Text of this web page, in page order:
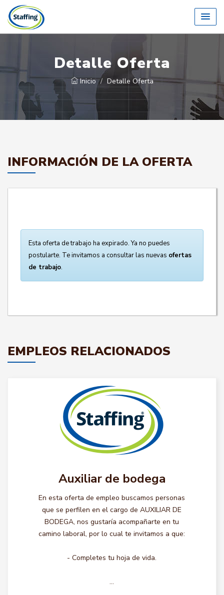
Detalle Oferta
Inicio Detalle Oferta
INFORMACIÓN DE LA OFERTA
Esta oferta de trabajo ha expirado. Ya no puedes
postularte. Te invitamos a consultar las nuevas ofertas
de trabajo.
EMPLEOS RELACIONADOS
Auxiliar de bodega
En esta oferta de empleo buscamos personas
que se perfilen en el cargo de AUXILIAR DE
BODEGA, nos gustaría acompañarte en tu
camino laboral, por lo cual te invitamos a que:
- Completes tu hoja de vida.
...